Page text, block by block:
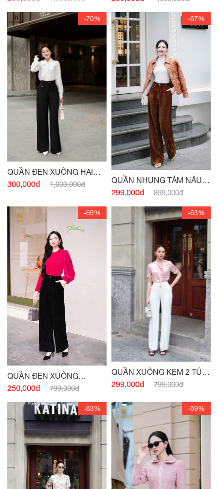
-70%
QUẦN ĐEN XUÔNG HAI
TÚI TRƯỚC
300,000đ 1,000,000đ
-67%
QUẦN NHUNG TĂM NÂU
BÒ 2 TÚI
299,000đ 899,000đ
-69%
QUẦN ĐEN XUÔNG
NHUNG TĂM
250,000đ 799,000đ
-63%
QUẦN XUÔNG KEM 2 TÚI
TRƯỚC
299,000đ 799,000đ
-63% -69%